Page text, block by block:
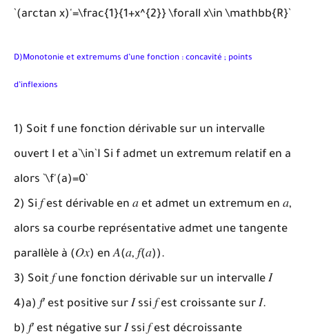
`(arctan x)'=\frac{1}{1+x^{2}} \forall x\in \mathbb{R}`
D)Monotonie et extremums d’une fonction : concavité ; points
d’inflexions
1) Soit f une fonction dérivable sur un intervalle
ouvert I et a`\in`I Si f admet un extremum relatif en a
alors `\f'(a)=0`
2) Si 𝑓 est dérivable en 𝑎 et admet un extremum en 𝑎,
alors sa courbe représentative admet une tangente
parallèle à (𝑂𝑥) en 𝐴(𝑎, 𝑓(𝑎)).
3) Soit 𝑓 une fonction dérivable sur un intervalle 𝐼
4)a) 𝑓′ est positive sur 𝐼 ssi 𝑓est croissante sur 𝐼.
b) 𝑓′ est négative sur 𝐼 ssi 𝑓est décroissante